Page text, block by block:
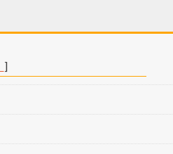
]